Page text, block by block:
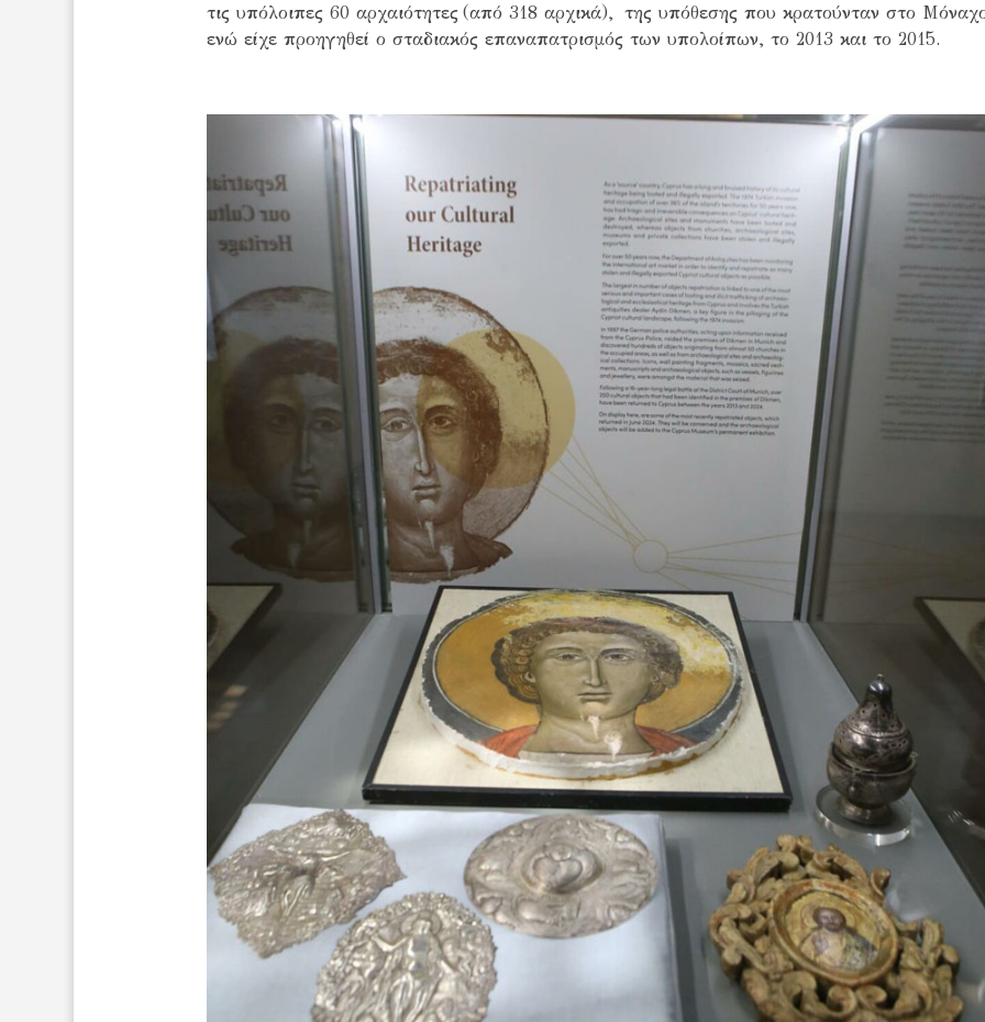
τις υπόλοιπες 60 αρχαιότητες (από 318 αρχικά), της υπόθεσης που κρατούνταν στο
ενώ είχε προηγηθεί ο σταδιακός επαναπατρισμός των υπολοίπων, το 2013 και το 2015.